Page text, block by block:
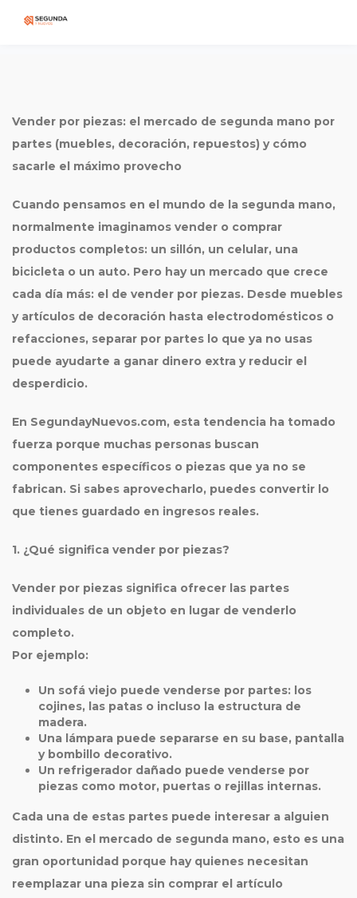
Vender por piezas: el mercado de segunda mano por
partes (muebles, decoración, repuestos) y cómo
sacarle el máximo provecho
Cuando pensamos en el mundo de la segunda mano,
normalmente imaginamos vender o comprar
productos completos: un sillón, un celular, una
bicicleta o un auto. Pero hay un mercado que crece
cada día más: el de vender por piezas. Desde muebles
y artículos de decoración hasta electrodomésticos o
refacciones, separar por partes lo que ya no usas
puede ayudarte a ganar dinero extra y reducir el
desperdicio.
En SegundayNuevos.com, esta tendencia ha tomado
fuerza porque muchas personas buscan
componentes específicos o piezas que ya no se
fabrican. Si sabes aprovecharlo, puedes convertir lo
que tienes guardado en ingresos reales.
1. ¿Qué significa vender por piezas?
Vender por piezas significa ofrecer las partes
individuales de un objeto en lugar de venderlo
completo.
Por ejemplo:
Un sofá viejo puede venderse por partes: los
cojines, las patas o incluso la estructura de
madera.
Una lámpara puede separarse en su base, pantalla
y bombillo decorativo.
Un refrigerador dañado puede venderse por
piezas como motor, puertas o rejillas internas.
Cada una de estas partes puede interesar a alguien
distinto. En el mercado de segunda mano, esto es una
gran oportunidad porque hay quienes necesitan
reemplazar una pieza sin comprar el artículo